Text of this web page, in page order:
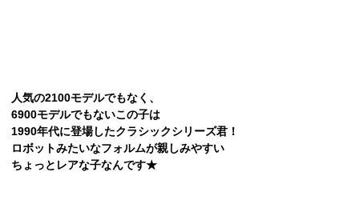
人気の2100モデルでもなく、
6900モデルでもないこの子は
1990年代に登場したクラシックシリーズ君！
ロボットみたいなフォルムが親しみやすい
ちょっとレアな子なんです★